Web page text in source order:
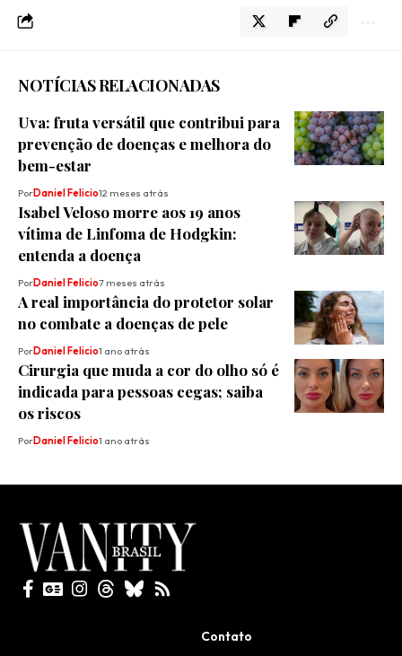
NOTÍCIAS RELACIONADAS
Uva: fruta versátil que contribui para
prevenção de doenças e melhora do
bem-estar
PorDaniel Felicio12 meses atrás
Isabel Veloso morre aos 19 anos
vítima de Linfoma de Hodgkin:
entenda a doença
PorDaniel Felicio7 meses atrás
A real importância do protetor solar
no combate a doenças de pele
PorDaniel Felicio1 ano atrás
Cirurgia que muda a cor do olho só é
indicada para pessoas cegas; saiba
os riscos
PorDaniel Felicio1 ano atrás
Contato